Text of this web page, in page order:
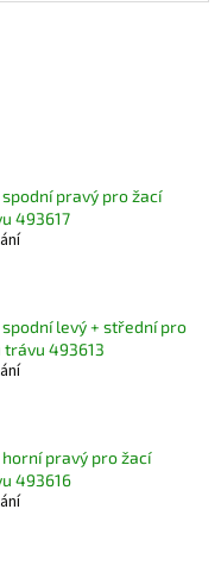
spodní pravý pro žací
493617
spodní levý + střední pro
493613
horní pravý pro žací
493616